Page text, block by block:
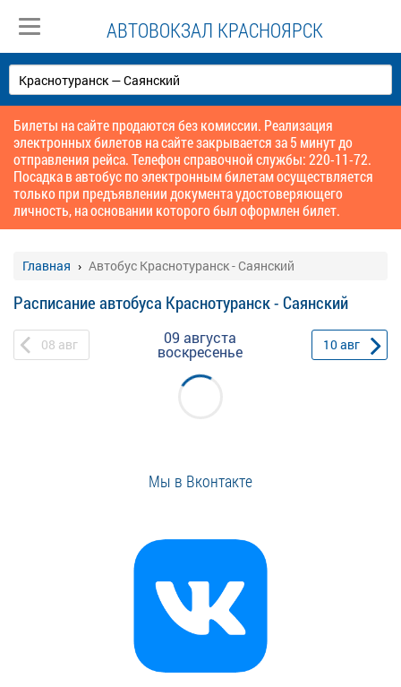
АВТОВОКЗАЛ КРАСНОЯРСК
Билеты на сайте продаются без комиссии. Реализация
электронных билетов на сайте закрывается за 5 минут до
отправления рейса. Телефон справочной службы: 220-11-72.
Посадка в автобус по электронным билетам осуществляется
только при предъявлении документа удостоверяющего
личность, на основании которого был оформлен билет.
Главная Автобус Краснотуранск - Саянский
Расписание автобуса Краснотуранск - Саянский
08 авг 09 августа
воскресенье 10авг
Мы в Вконтакте